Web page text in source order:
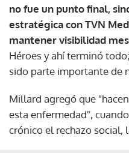
no fue un punto final,
estratégica con TVN
mantener visibilidad
Héroes y ahí terminó
sido parte importante de
Millard agregó que
esta enfermedad",
crónico el rechazo social,